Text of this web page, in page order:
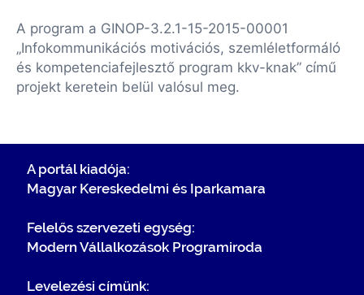
A program a GINOP-3.2.1-15-2015-00001
„Infokommunikációs motivációs, szemléletformáló
és kompetenciafejlesztő program kkv-knak” című
projekt keretein belül valósul meg.
A portál kiadója:
Magyar Kereskedelmi és Iparkamara
Felelős szervezeti egység:
Modern Vállalkozások Programiroda
Levelezési címünk: